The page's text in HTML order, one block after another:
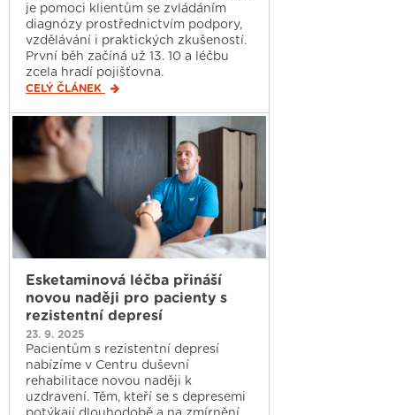
je pomoci klientům se zvládáním
diagnózy prostřednictvím podpory,
vzdělávání i praktických zkušeností.
První běh začíná už 13. 10 a léčbu
zcela hradí pojišťovna.
CELÝ ČLÁNEK
Esketaminová léčba přináší
novou naději pro pacienty s
rezistentní depresí
23. 9. 2025
Pacientům s rezistentní depresí
nabízíme v Centru duševní
rehabilitace novou naději k
uzdravení. Těm, kteří se s depresemi